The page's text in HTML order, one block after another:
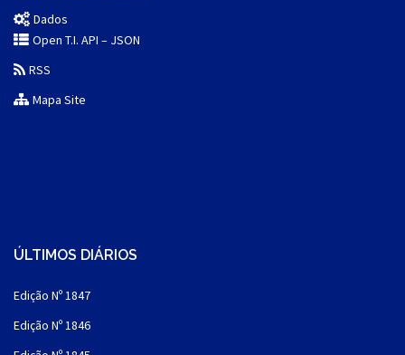
Dados
Open T.I. API – JSON
RSS
Mapa Site
ÚLTIMOS DIÁRIOS
Edição Nº 1847
Edição Nº 1846